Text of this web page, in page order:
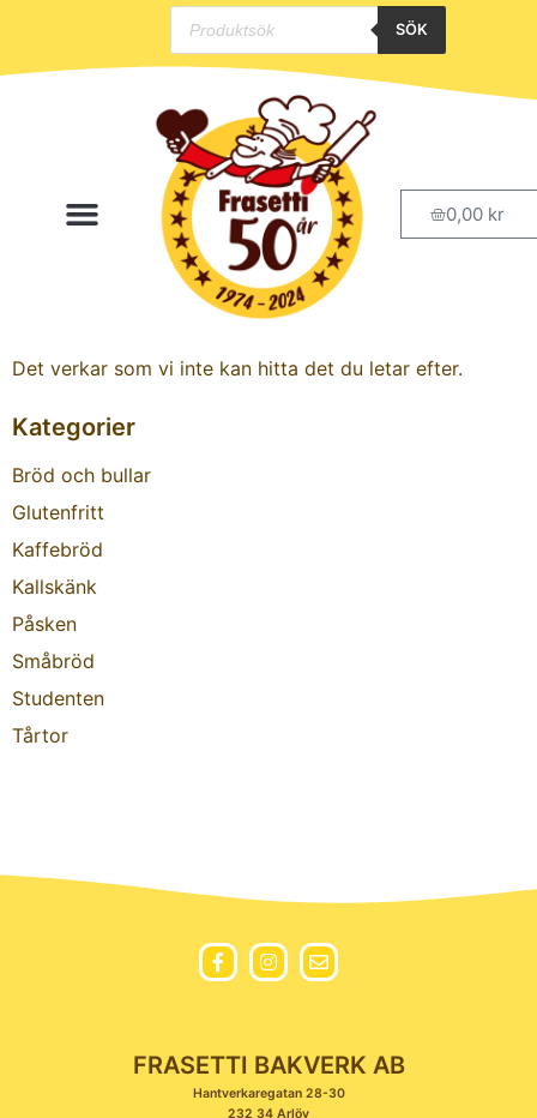
Hoppa
SÖK
0,00 kr
Det verkar som vi inte kan hitta det du letar efter.
Kategorier
Bröd och bullar
Glutenfritt
Kaffebröd
Kallskänk
Påsken
Småbröd
Studenten
Tårtor
FRASETTI BAKVERK AB
Hantverkaregatan 28-30
232 34 Arlöv